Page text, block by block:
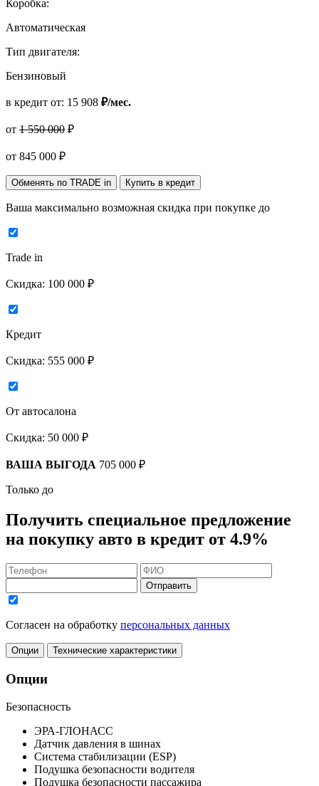
Коробка:
Автоматическая
Тип двигателя:
Бензиновый
в кредит от: 15 908 ₽/мес.
от 1 550 000 ₽
от 845 000 ₽
Обменять по TRADE in Купить в кредит
Ваша максимально возможная скидка при покупке до
Trade in
Скидка: 100 000 ₽
Кредит
Скидка: 555 000 ₽
От автосалона
Скидка: 50 000 ₽
ВАША ВЫГОДА 705 000 ₽
Только до
Получить специальное предложение
на покупку авто в кредит от 4.9%
Отправить
Согласен на обработку персональных данных
Опции Технические характеристики
Опции
Безопасность
ЭРА-ГЛОНАСС
Датчик давления в шинах
Система стабилизации (ESP)
Подушка безопасности водителя
Подушка безопасности пассажира